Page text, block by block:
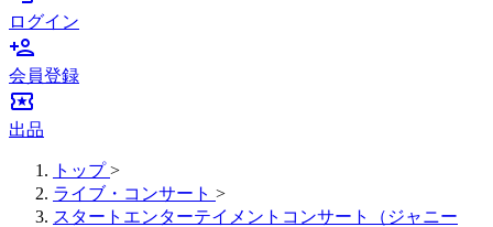
ログイン
person_add
会員登録
local_activity
出品
トップ >
ライブ・コンサート >
スタートエンターテイメントコンサート（ジャニー